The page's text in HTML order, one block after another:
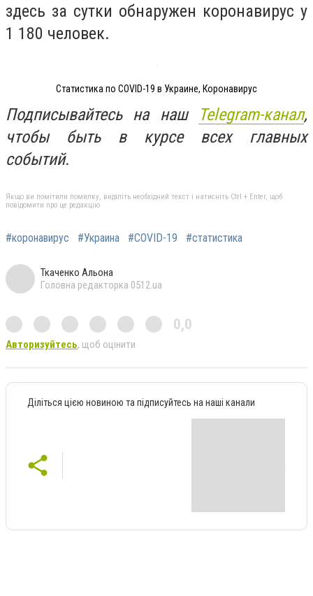
здесь за сутки обнаружен коронавирус у
1 180 человек.
Статистика по COVID-19 в Украине, Коронавирус
Подписывайтесь на наш Telegram-канал,
чтобы быть в курсе всех главных
событий.
Якщо ви помітили помилку, виділіть необхідний текст і натисніть Ctrl + Enter, щоб
повідомити про це редакцію
#коронавирус #Украина #COVID-19 #статистика
Ткаченко Альона
Головна редакторка 0512.ua
0,0
Авторизуйтесь, щоб оцінити
Діліться цією новиною та підписуйтесь на наші канали